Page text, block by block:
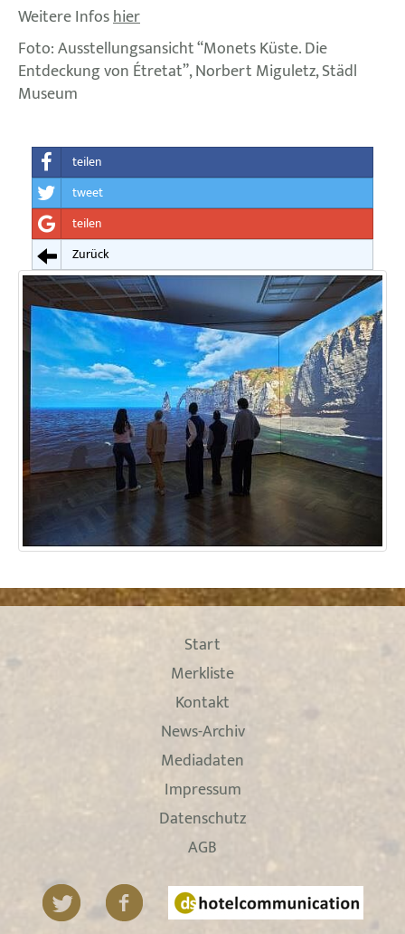
Weitere Infoshier
Foto: Ausstellungsansicht “Monets Küste. Die
Entdeckung von Étretat”, Norbert Miguletz, Städl
Museum
teilen
tweet
teilen
Zurück
Start
Merkliste
Kontakt
News-Archiv
Mediadaten
Impressum
Datenschutz
AGB